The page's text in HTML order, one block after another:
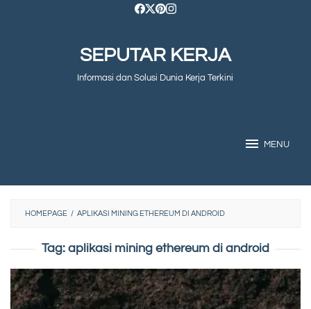
SEPUTAR KERJA
Informasi dan Solusi Dunia Kerja Terkini
MENU
HOMEPAGE / APLIKASI MINING ETHEREUM DI ANDROID
Tag: aplikasi mining ethereum di android